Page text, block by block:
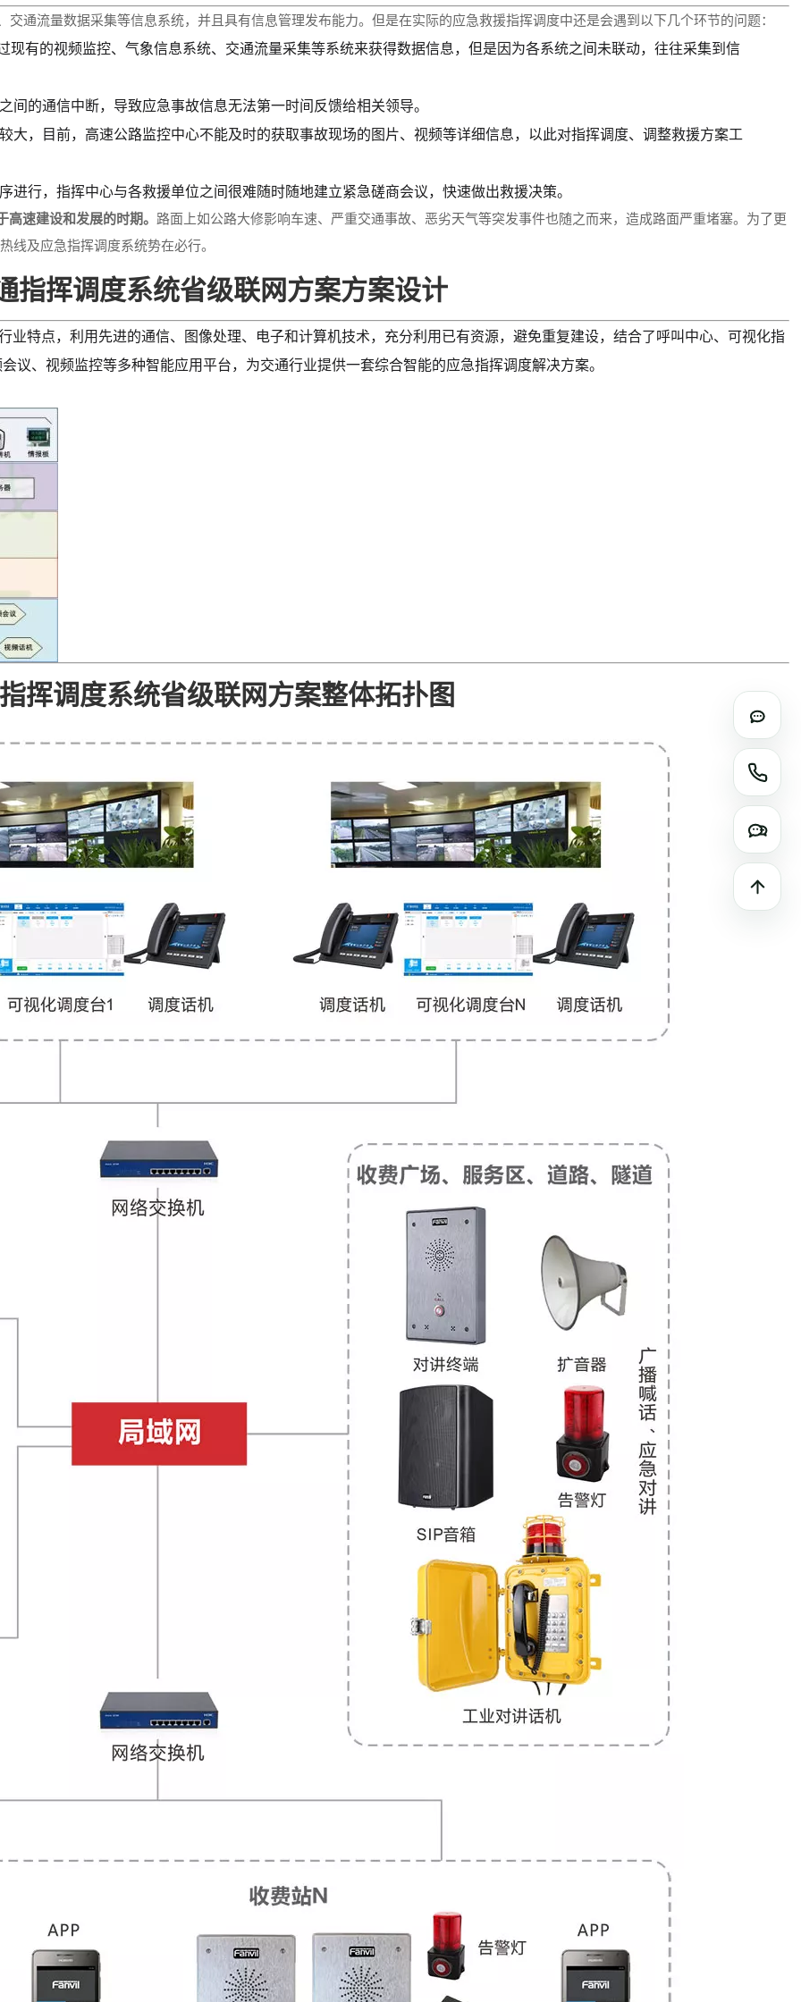
流量数据采集等信息系统，并且具有信息管理发布能力。但是在实际的应急救援指挥调度中还是会遇到以下几个环节的问题：
现有的视频监控、气象信息系统、交通流量采集等系统来获得数据信息，但是因为各系统之间未联动，往往采集到信
的通信中断，导致应急事故信息无法第一时间反馈给相关领导。
大，目前，高速公路监控中心不能及时的获取事故现场的图片、视频等详细信息，以此对指挥调度、调整救援方案工
行，指挥中心与各救援单位之间很难随时随地建立紧急磋商会议，快速做出救援决策。
速建设和发展的时期。 路面上如公路大修影响车速、严重交通事故、恶劣天气等突发事件也随之而来，造成路面严重堵塞。为了更
线及应急指挥调度系统势在必行。
指挥调度系统省级联网方案方案设计
业特点，利用先进的通信、图像处理、电子和计算机技术，充分利用已有资源，避免重复建设，结合了呼叫中心、可视化指
议、视频监控等多种智能应用平台，为交通行业提供一套综合智能的应急指挥调度解决方案。
挥调度系统省级联网方案整体拓扑图
在线
电话
微信咨
返回顶